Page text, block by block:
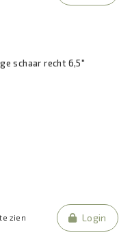
schaar recht 6,5"
zien Login